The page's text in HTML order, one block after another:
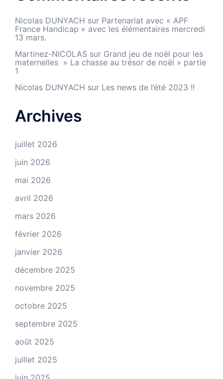
Nicolas DUNYACH sur Partenariat avec « APF
France Handicap » avec les élémentaires mercredi
13 mars.
Martinez-NICOLAS sur Grand jeu de noël pour les
maternelles » La chasse au trésor de noël » partie
1
Nicolas DUNYACH sur Les news de l’été 2023 !!
Archives
juillet 2026
juin 2026
mai 2026
avril 2026
mars 2026
février 2026
janvier 2026
décembre 2025
novembre 2025
octobre 2025
septembre 2025
août 2025
juillet 2025